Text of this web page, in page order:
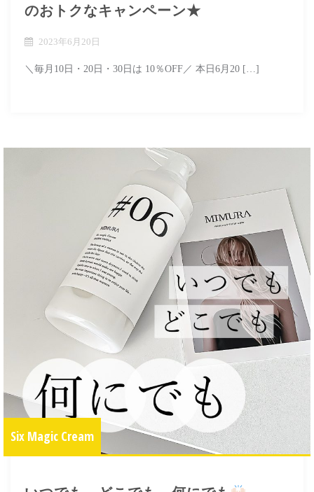
のおトクなキャンペーン★
2023年6月20日
＼毎月10日・20日・30日は 10％OFF／ 本日6月20 […]
Six Magic Cream